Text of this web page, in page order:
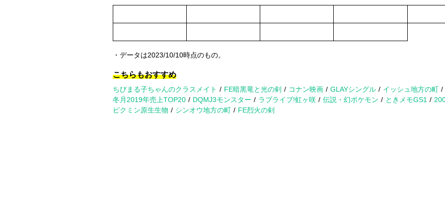
・データは2023/10/10時点のもの。
こちらもおすすめ
ちびまる子ちゃんのクラスメイト FE暗黒竜と光の剣 コナン映画 GLAYシングル
イッシュ地方の町
冬月2019年売上TOP20
DQMJ3モンスター ラブライブ!虹ヶ咲 伝説・幻ポケモン ときメモGS1
ピクミン原生生物
シンオウ地方の町 FE烈火の剣